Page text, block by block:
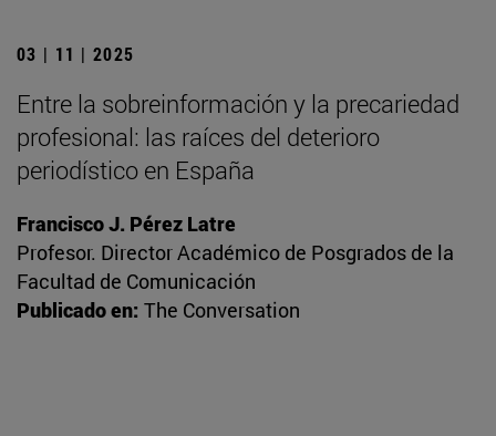
03 | 11 | 2025
Entre la sobreinformación y la precariedad
profesional: las raíces del deterioro
periodístico en España
Francisco J. Pérez Latre
Profesor. Director Académico de Posgrados de la
Facultad de Comunicación
Publicado en: The Conversation